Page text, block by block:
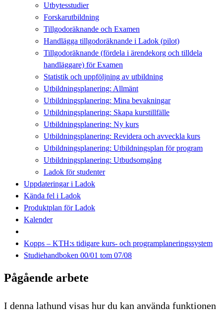
Utbytesstudier
Forskarutbildning
Tillgodoräknande och Examen
Handlägga tillgodoräknande i Ladok (pilot)
Tillgodoräknande (fördela i ärendekorg och tilldela
handläggare) för Examen
Statistik och uppföljning av utbildning
Utbildningsplanering: Allmänt
Utbildningsplanering: Mina bevakningar
Utbildningsplanering: Skapa kurstillfälle
Utbildningsplanering: Ny kurs
Utbildningsplanering: Revidera och avveckla kurs
Utbildningsplanering: Utbildningsplan för program
Utbildningsplanering: Utbudsomgång
Ladok för studenter
Uppdateringar i Ladok
Kända fel i Ladok
Produktplan för Ladok
Kalender
Kopps – KTH:s tidigare kurs- och programplaneringssystem
Studiehandboken 00/01 tom 07/08
Pågående arbete
I denna lathund visas hur du kan använda funktionen